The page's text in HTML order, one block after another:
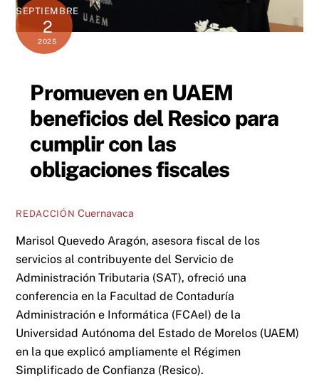
SEPTIEMBRE
2
2025
Promueven en UAEM
beneficios del Resico para
cumplir con las
obligaciones fiscales
REDACCIÓN Cuernavaca
Marisol Quevedo Aragón, asesora fiscal de los
servicios al contribuyente del Servicio de
Administración Tributaria (SAT), ofreció una
conferencia en la Facultad de Contaduría
Administración e Informática (FCAeI) de la
Universidad Autónoma del Estado de Morelos (UAEM)
en la que explicó ampliamente el Régimen
Simplificado de Confianza (Resico).